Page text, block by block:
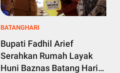
BATANGHARI
Bupati Fadhil Arief
Serahkan Rumah Layak
Huni Baznas Batang Hari